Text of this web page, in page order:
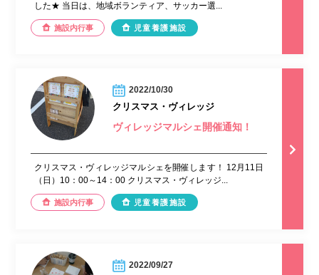
した★ 当日は、地域ボランティア、サッカー選...
施設内行事 児童養護施設
2022/10/30
クリスマス・ヴィレッジ
ヴィレッジマルシェ開催通知！
クリスマス・ヴィレッジマルシェを開催します！ 12月11日
（日）10：00～14：00 クリスマス・ヴィレッジ...
施設内行事 児童養護施設
2022/09/27